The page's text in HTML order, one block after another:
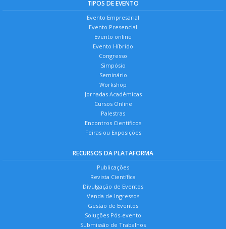
TIPOS DE EVENTO
Evento Empresarial
Evento Presencial
Evento online
Evento Híbrido
Congresso
Simpósio
Seminário
Workshop
Jornadas Acadêmicas
Cursos Online
Palestras
Encontros Científicos
Feiras ou Exposições
RECURSOS DA PLATAFORMA
Publicações
Revista Científica
Divulgação de Eventos
Venda de Ingressos
Gestão de Eventos
Soluções Pós-evento
Submissão de Trabalhos